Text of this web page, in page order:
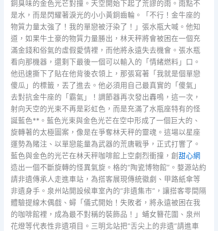
銅臭味的金色光芒對撞。天空開始下起了荒謬的雨。雨點不
是水，而是閃耀著淚光的小小黃銅齒輪。「不行！金牛座的
物質力量太強了！我的單戀被汙染了！」張水瓶大喊。他知
道，如果牛土豪的物質力量勝出，林天秤將會被困在一個充
滿金錢和俗氣的虛假愛情裡，而他將永遠失去機會。張水瓶
看向那機器，還剩下最後一個可以輸入的「情緒燃料」口。
他迅速撕下了貼在他背後衣領上，那張寫著「我就是個單戀
傻瓜」的標籤，丟了進去。他必須用自己最真實的「傻氣」
去對抗金牛座的「霸氣」！調節器再次發出轟鳴，這一次，
射向天空的光束不再是彩虹色，而是充滿了水瓶座特有的怪
誕藍色**。藍色光束與金色光芒在空中形成了一個巨大的、
旋轉著的太極圖案，像是在爭奪林天秤的靈魂。這場以星座
運勢為賭注、以單戀能量為武器的荒唐戰爭，正式打響了。
藍色與金色的光芒在林天秤咖啡館上空劇烈衝撞，創甜心網
造出一個不斷旋轉的怪異氣旋。格的“陶瓷博物館”。婺源站約
請非遺傳承人走進車站，為搭客展現傳統徽劇、甲路紙傘等
非遺身手。泉州站開設候車室內的“非遺集市”，讓搭客零間隔
體驗提線木偶戲、蟳「儀式開始！失敗者，將永遠被困在我
的咖啡館裡，成為最不對稱的裝飾品！」蜅女簪花圍、泉州
花燈等代表性非遺項目。三明北站把“舌尖上的非遺”請進車